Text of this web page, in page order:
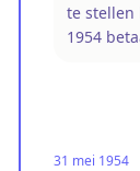
te stellen
1954
31 mei 1954